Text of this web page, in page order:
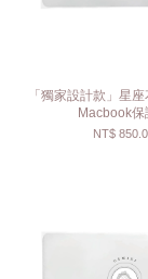
「獨家設計款」星座
Macbook保
NT$